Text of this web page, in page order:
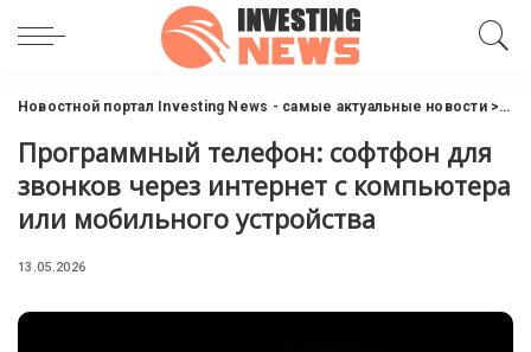
Новостной портал Investing News - самые актуальные новости>
Программный телефон: софтфон для
звонков через интернет с компьютера
или мобильного устройства
13.05.2026